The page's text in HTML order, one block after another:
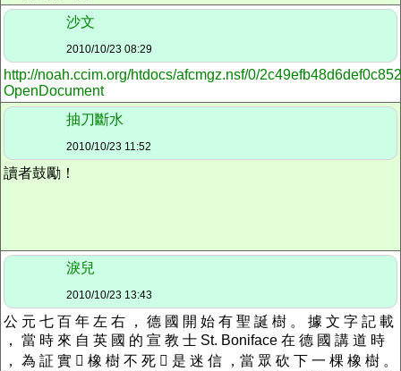
沙文
2010/10/23 08:29
http://noah.ccim.org/htdocs/afcmgz.nsf/0/
OpenDocument
抽刀斷水
2010/10/23 11:52
讀者鼓勵！
淚兒
2010/10/23 13:43
公 元 七 百 年 左 右 ， 德 國 開 始 有 聖 誕 樹 。 據 文 字 記 載
， 當 時 來 自 英 國 的 宣 教 士 St. Boniface 在 德 國 講 道 時
， 為 証 實  橡 樹 不 死  是 迷 信 ，當 眾 砍 下 一 棵 橡 樹 。